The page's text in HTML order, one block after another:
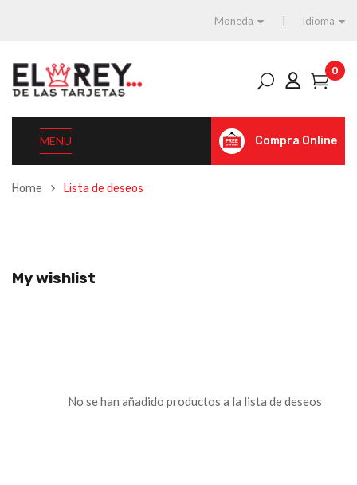
Moneda Idioma
0
MENU Compra Online
Home Lista de deseos
My wishlist
No se han añadido productos a la lista de deseos